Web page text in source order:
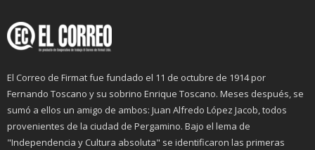
El Correo de Firmat fue fundado el 11 de octubre de 1914 por
Fernando Toscano y su sobrino Enrique Toscano. Meses después, se
sumó a ellos un amigo de ambos: Juan Alfredo López Jacob, todos
provenientes de la ciudad de Pergamino. Bajo el lema de
"Independencia y Cultura absoluta" se identificaron las primeras